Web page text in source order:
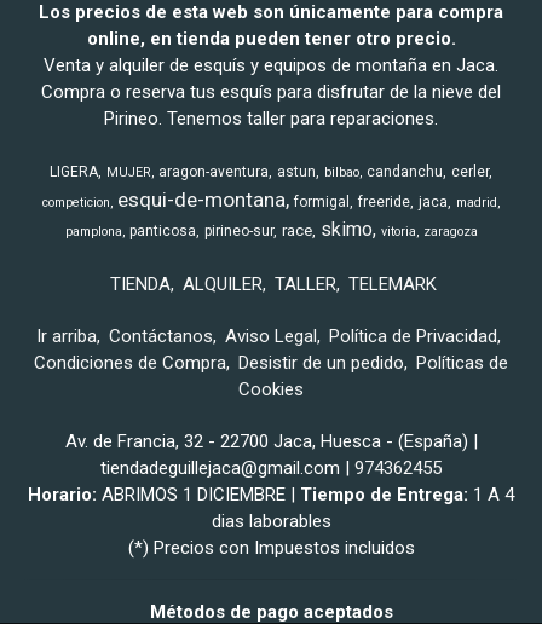
Los precios de esta web son únicamente para compra
online, en tienda pueden tener otro precio.
Venta y alquiler de esquís y equipos de montaña en Jaca.
Compra o reserva tus esquís para disfrutar de la nieve del
Pirineo. Tenemos taller para reparaciones.
LIGERA MUJER aragon-aventura astun bilbao candanchu cerler
competicion esqui-de-montana formigal freeride jaca
madrid
pamplona panticosa pirineo-sur race skimo vitoria zaragoza
TIENDA ALQUILER TALLER TELEMARK
Ir arriba Contáctanos Aviso Legal
Política de Privacidad
Condiciones de Compra
Desistir de un pedido
Políticas de
Cookies
Av. de Francia, 32 - 22700 Jaca, Huesca - (España) |
tiendadeguillejaca@gmail.com | 974362455
Horario: ABRIMOS 1 DICIEMBRE | Tiempo de Entrega: 1 A 4
dias laborables
(*) Precios con Impuestos incluidos
Métodos de pago aceptados